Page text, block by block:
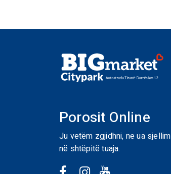
Porosit Online
Ju vetëm zgjidhni, ne ua sjellim
në shtëpitë tuaja.